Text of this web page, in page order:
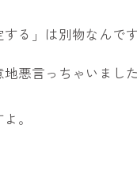
る」は別物なんです
地悪言っちゃいまし
。